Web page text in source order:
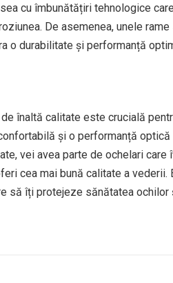
cu îmbunătățiri tehnologice
De asemenea, unele
o durabilitate și performanță
înaltă calitate este crucială
și o performanță
vei avea parte de ochelari
cea mai bună calitate a
să îți protejeze sănătatea